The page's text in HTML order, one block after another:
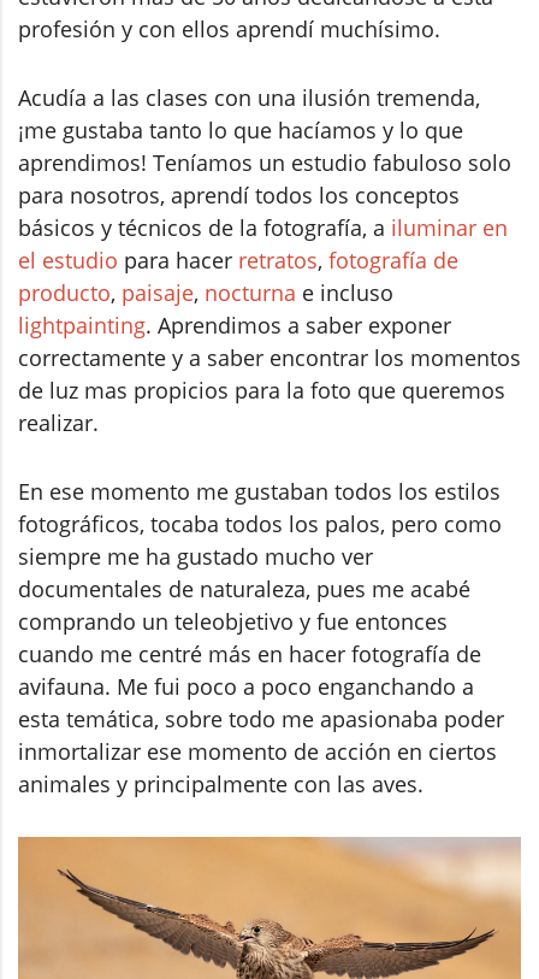
profesión y con ellos aprendí muchísimo.
Acudía a las clases con una ilusión tremenda,
¡me gustaba tanto lo que hacíamos y lo que
aprendimos! Teníamos un estudio fabuloso solo
para nosotros, aprendí todos los conceptos
básicos y técnicos de la fotografía, a iluminar en
el estudio para hacer retratos, fotografía de
producto, paisaje, nocturna e incluso
lightpainting. Aprendimos a saber exponer
correctamente y a saber encontrar los momentos
de luz mas propicios para la foto que queremos
realizar.
En ese momento me gustaban todos los estilos
fotográficos, tocaba todos los palos, pero como
siempre me ha gustado mucho ver
documentales de naturaleza, pues me acabé
comprando un teleobjetivo y fue entonces
cuando me centré más en hacer fotografía de
avifauna. Me fui poco a poco enganchando a
esta temática, sobre todo me apasionaba poder
inmortalizar ese momento de acción en ciertos
animales y principalmente con las aves.